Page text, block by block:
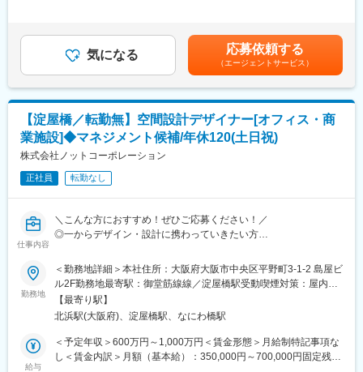
・工事に関する資料作成、社内調整・説明等の事務的業務
【現状の開発エリア】
九州（福岡）
東北（北海道、青森、岩手、宮城）
・20名程度（関東・関西・中部・九州・東北エリア毎に数名体
制）
※年齢構成：20~30代：2割／40～50代：7割／60代：1割
・一連の業務をご経験いただいた後は、スキルや適性に応じて専
門領域に特化や、継続して一連の業務を対応、マネジメントなど
様々なキャリアを歩むことが可能です
・協調性のあるメンバーも多く、助け合いながら業務を行うこと
が可能です
※27年度には、固定残業時間は月20時間へと変更予定です。（超
過分は別途全額支給）■昇給：年1回■賞与：3回（グレードに応じ
て異なる）賃金はあくまでも目安の金額であり、選考を通じて上
下する可能性があります。月給(月額)は固定手当を含めた表記で
す。
気になる 応募依頼する
（エージェントサービス）
【淀屋橋／転勤無】空間設計デザイナー[オフィス・商
業施設]◆マネジメント候補/年休120(土日祝)
株式会社ノットコーポレーション
正社員 転勤なし
仕事内容
＼こんな方におすすめ！ぜひご応募ください！／
◎一からデザイン・設計に携わっていきたい方
■業務内容：
オフィスビル・商業施設・マンションの改修・リノベーションを
手掛ける当社で、空間デザイナーとして、建物のリモデルやリノ
ベーションの設計業務をお任せします。
■業務詳細：
（1）オーナーさまのお困りごとをヒアリング
勤務地
＜勤務地詳細＞本社住所：大阪府大阪市中央区平野町3-1-2 島屋ビ
ル2F勤務地最寄駅：御堂筋線線／淀屋橋駅受動喫煙対策：屋内全
面禁煙
【最寄り駅】
北浜駅(大阪府)、淀屋橋駅、なにわ橋駅
給与
＜予定年収＞600万円～1,000万円＜賃金形態＞月給制特記事項な
し＜賃金内訳＞月額（基本給）：350,000円～700,000円固定残業